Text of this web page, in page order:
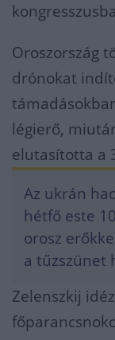
Oroszország
drónokat
légierő,
elutasította a
Az ukrán
hétfő este
orosz
a tűzszünet
Zelenszkij